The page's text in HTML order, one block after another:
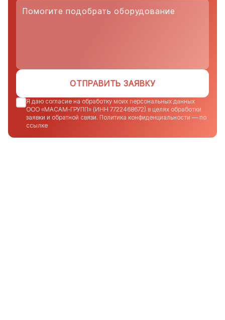
ОТПРАВИТЬ ЗАЯВКУ
Я даю согласие на обработку моих персональных данных
ООО «МАСАМ-ГРУПП» (ИНН 7722468672) в целях обработки
заявки и обратной связи. Политика конфиденциальности — по
ссылке